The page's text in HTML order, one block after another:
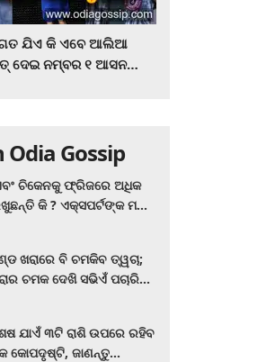
ଯିଏ କି ଏବେ ଆଲିଆ
ଦେଇ ନମ୍ବର ୧ ଆସନ
Odia Gossip
ଚିକେନକୁ ଫ୍ରିଜରେ ଅଧିକ
କି ? ଏକ୍ସପର୍ଟଙ୍କ ମତ
ଖରାରେ ବି ଚମକିବ ତ୍ୱଚା;
ଚମକ ଦେଖି ସଭିଏଁ ପଚାରିବେ
ଯାଏଁ ୩ଟି ରାଶି ଉପରେ ରହିବ
କୋପଦୃଷ୍ଟି, ଜାଣନ୍ତୁ